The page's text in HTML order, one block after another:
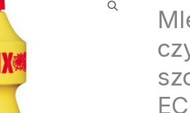
Mleczko
do